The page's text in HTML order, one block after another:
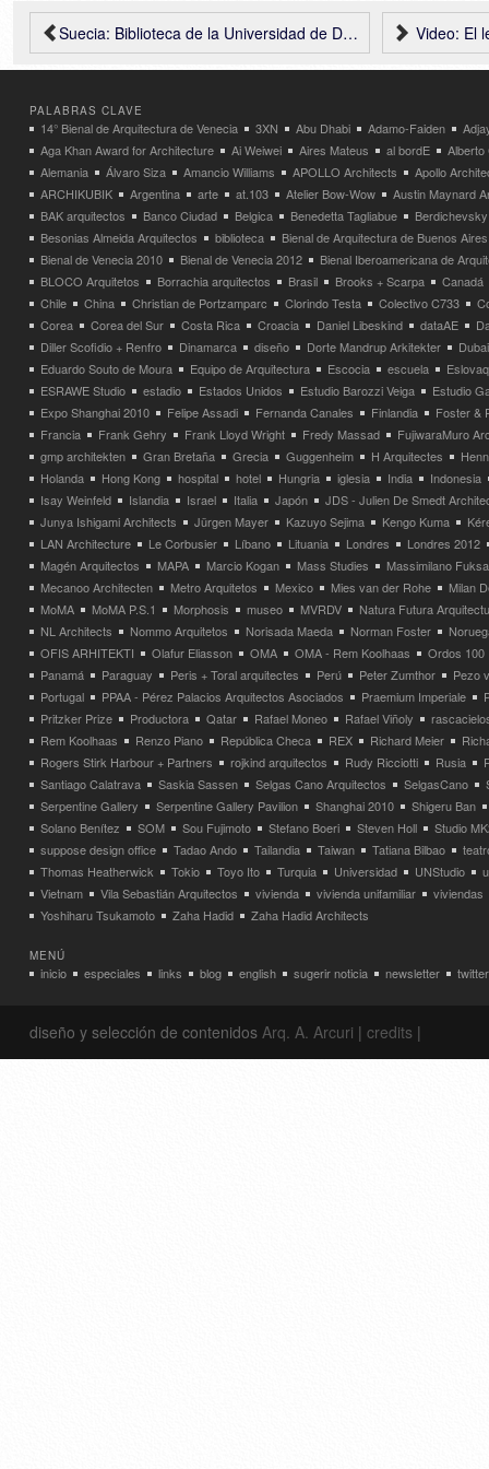
Video: El
Suecia: Biblioteca de la Universidad de Dalarna – ADEPT
PALABRAS CLAVE
14° Bienal de Arquitectura de Venecia 3XN Abu Dhabi Adamo-Faiden
Aga Khan Award for Architecture
Ai Weiwei Aires Mateus al bordE
Alberto
Alemania
Álvaro Siza Amancio Williams APOLLO Architects
Apollo
ARCHIKUBIK
Argentina arte at.103 Atelier Bow-Wow
Austin Maynard
BAK arquitectos
Banco Ciudad Belgica Benedetta Tagliabue
Besonias Almeida Arquitectos
biblioteca
Bienal de Arquitectura de Buenos Aires
Bienal de Venecia 2010
Bienal de Venecia 2012
Bienal Iberoamericana de
BLOCO Arquitetos
Borrachia arquitectos Brasil Brooks + Scarpa
Canadá
Chile
China Christian de Portzamparc Clorindo Testa Colectivo C733
Corea
Corea del Sur Costa Rica Croacia Daniel Libeskind dataAE
Diller Scofidio + Renfro
Dinamarca diseño Dorte Mandrup Arkitekter
Dubai
Eduardo Souto de Moura
Equipo de Arquitectura Escocia escuela
ESRAWE Studio
estadio Estados Unidos Estudio Barozzi Veiga
Estudio
Expo Shanghai 2010
Felipe Assadi Fernanda Canales Finlandia
Foster &
Francia
Frank Gehry Frank Lloyd Wright Fredy Massad
FujiwaraMuro
gmp architekten
Gran Bretaña Grecia Guggenheim H Arquitectes
Holanda
Hong Kong hospital hotel Hungria iglesia India
Indonesia
Isay Weinfeld
Islandia Israel Italia Japón
JDS - Julien De Smedt
Junya Ishigami Architects
Jürgen Mayer Kazuyo Sejima Kengo Kuma
LAN Architecture
Le Corbusier Líbano Lituania Londres
Londres 2012
Magén Arquitectos
MAPA Marcio Kogan Mass Studies
Massimilano
Mecanoo Architecten
Metro Arquitetos Mexico Mies van der Rohe
Milan
MoMA
MoMA P.S.1 Morphosis museo MVRDV
Natura Futura
NL Architects
Nommo Arquitetos Norisada Maeda Norman Foster
OFIS ARHITEKTI
Olafur Eliasson OMA OMA - Rem Koolhaas
Ordos 100
Panamá
Paraguay Peris + Toral arquitectes Perú Peter Zumthor
Pezo
Portugal
PPAA - Pérez Palacios Arquitectos Asociados Praemium Imperiale
Pritzker Prize
Productora Qatar Rafael Moneo Rafael Viñoly
Rem Koolhaas
Renzo Piano República Checa REX Richard Meier
Rogers Stirk Harbour + Partners
rojkind arquitectos Rudy Ricciotti Rusia
Santiago Calatrava
Saskia Sassen Selgas Cano Arquitectos SelgasCano
Serpentine Gallery
Serpentine Gallery Pavilion Shanghai 2010
Shigeru Ban
Solano Benítez
SOM Sou Fujimoto Stefano Boeri Steven Holl
Studio
suppose design office
Tadao Ando Tailandia Taiwan Tatiana Bilbao
Thomas Heatherwick
Tokio Toyo Ito Turquia Universidad UNStudio
Vietnam
Vila Sebastián Arquitectos vivienda vivienda unifamiliar
viviendas
Yoshiharu Tsukamoto
Zaha Hadid Zaha Hadid Architects
MENÚ
inicio especiales links blog english sugerir noticia newsletter twitter
diseño y selección de contenidos Arq. A. Arcuri | credits |